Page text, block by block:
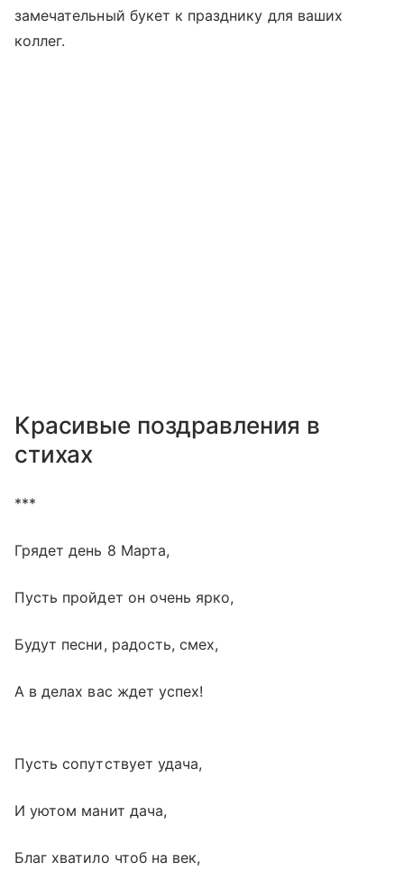
замечательный букет к празднику для ваших
коллег.
Красивые поздравления в
стихах
***
Грядет день 8 Марта,
Пусть пройдет он очень ярко,
Будут песни, радость, смех,
А в делах вас ждет успех!
Пусть сопутствует удача,
И уютом манит дача,
Благ хватило чтоб на век,